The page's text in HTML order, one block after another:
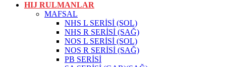
HIJ RULMANLAR
MAFSAL
NHS L SERİSİ (SOL)
NHS R SERİSİ (SAĞ)
NOS L SERİSİ (SOL)
NOS R SERİSİ (SAĞ)
PB SERİSİ